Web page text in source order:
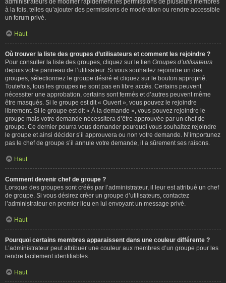
à la fois, telles qu’ajouter des permissions de modération ou rendre accessible
un forum privé.
Haut
Où trouver la liste des groupes d’utilisateurs et comment les rejoindre ?
Pour consulter la liste des groupes, cliquez sur le lien Groupes d’utilisateurs
depuis votre panneau de l’utilisateur. Si vous souhaitez rejoindre un des
groupes, sélectionnez le groupe désiré et cliquez sur le bouton approprié.
Toutefois, tous les groupes ne sont pas en libre accès. Certains peuvent
nécessiter une approbation, certains sont fermés et d’autres peuvent même
être masqués. Si le groupe est dit « Ouvert », vous pouvez le rejoindre
librement. Si le groupe est dit « À la demande », vous pouvez rejoindre le
groupe mais votre demande nécessitera d’être approuvée par un chef de
groupe. Ce dernier pourra vous demander pourquoi vous souhaitez rejoindre
le groupe et ainsi décider s’il approuvera ou non votre demande. N’importunez
pas le chef de groupe s’il annule votre demande, il a sûrement ses raisons.
Haut
Comment devenir chef de groupe ?
Lorsque des groupes sont créés par l’administrateur, il leur est attribué un chef
de groupe. Si vous désirez créer un groupe d’utilisateurs, contactez
l’administrateur en premier lieu en lui envoyant un message privé.
Haut
Pourquoi certains membres apparaissent dans une couleur différente ?
L’administrateur peut attribuer une couleur aux membres d’un groupe pour les
rendre facilement identifiables.
Haut